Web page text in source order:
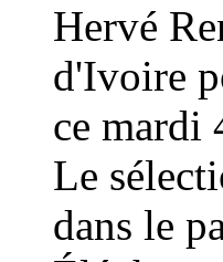
Hervé
d'Ivoire
ce mardi
Le
dans le